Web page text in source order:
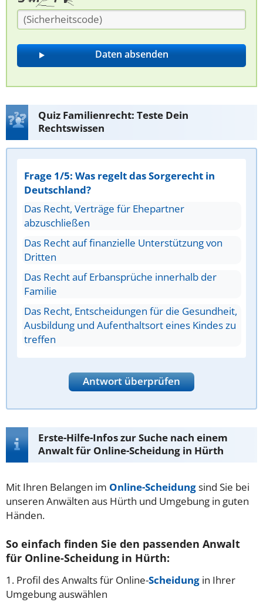
Quiz Familienrecht: Teste Dein
Rechtswissen
Frage 1/5: Was regelt das Sorgerecht in
Deutschland?
Das Recht, Verträge für Ehepartner
abzuschließen
Das Recht auf finanzielle Unterstützung von
Dritten
Das Recht auf Erbansprüche innerhalb der
Familie
Das Recht, Entscheidungen für die Gesundheit,
Ausbildung und Aufenthaltsort eines Kindes zu
treffen
Antwort überprüfen
Erste-Hilfe-Infos zur Suche nach einem
Anwalt für Online-Scheidung in Hürth
Mit Ihren Belangen im Online-Scheidungsind Sie bei
unseren Anwälten aus Hürth und Umgebung in guten
Händen.
So einfach finden Sie den passenden Anwalt
für Online-Scheidung in Hürth:
1. Profil des Anwalts für Online-Scheidung in Ihrer
Umgebung auswählen